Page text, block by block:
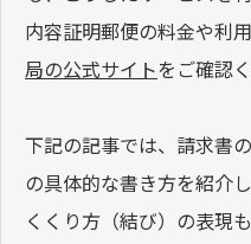
内容証明郵便の料金や利
局の公式サイトをご確認
下記の記事では、請求書
の具体的な書き方を紹介
くくり方（結び）の表現